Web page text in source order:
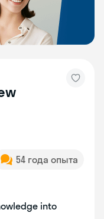
54 года опыта
into